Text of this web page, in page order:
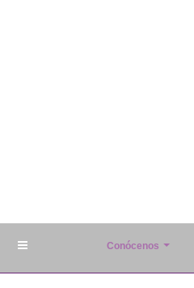
Conócenos